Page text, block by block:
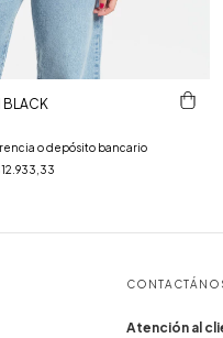
BLACK
o depósito bancario